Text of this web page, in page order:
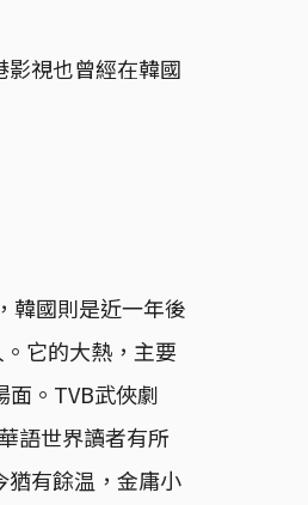
視也曾經在韓國
韓國則是近一年後
它的大熱，主要
面。TVB武俠劇
語世界讀者有所
猶有餘温，金庸小